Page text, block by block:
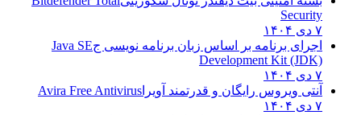
Security
۷ دی ۱۴۰۴
اجرای برنامه بر اساس زبان برنامه نویسی جJava SE
Development Kit (JDK)
۷ دی ۱۴۰۴
آنتی ویروس رایگان و قدرتمند آویرا Avira Free Antivirus
۷ دی ۱۴۰۴